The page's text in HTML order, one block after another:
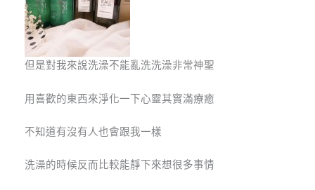
但是對我來說洗澡不能亂洗洗澡非常神聖
用喜歡的東西來淨化一下心靈其實滿療癒
不知道有沒有人也會跟我一樣
洗澡的時候反而比較能靜下來想很多事情